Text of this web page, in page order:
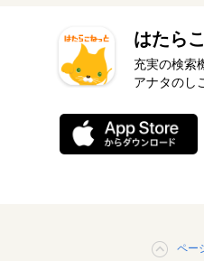
はたら
充実の検索
アナタのし
ペー